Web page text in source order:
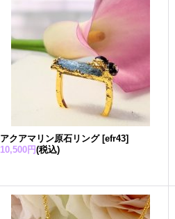
アクアマリン原石リング [efr43]
10,500円(税込)